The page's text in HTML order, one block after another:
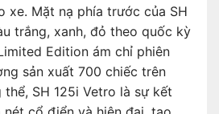
xe. Mặt nạ phía trước của SH
trắng, xanh, đỏ theo quốc kỳ
Edition ám chỉ phiên
sản xuất 700 chiếc trên
SH 125i Vetro là sự kết